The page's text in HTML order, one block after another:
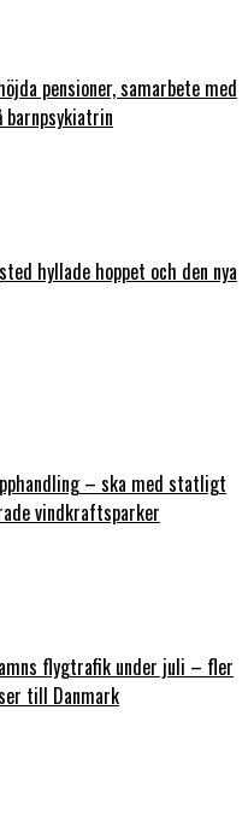
pensioner, samarbete med
barnpsykiatrin
hyllade hoppet och den nya
– ska med statligt
vindkraftsparker
flygtrafik under juli – fler
till Danmark